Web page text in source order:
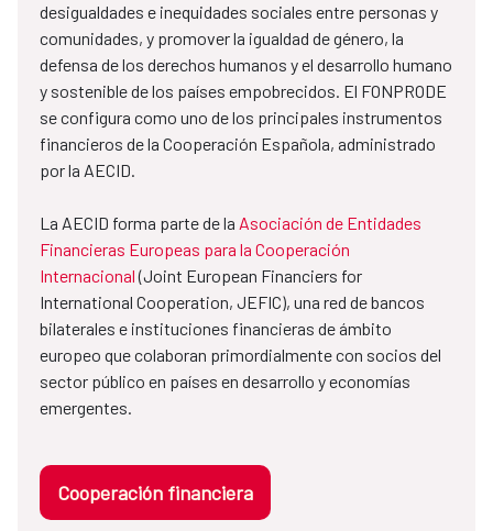
desigualdades e inequidades sociales entre personas y
comunidades, y promover la igualdad de género, la
defensa de los derechos humanos y el desarrollo humano
y sostenible de los países empobrecidos. El FONPRODE
se configura como uno de los principales instrumentos
financieros de la Cooperación Española, administrado
por la AECID.
La AECID forma parte de la Asociación de Entidades
Financieras Europeas para la Cooperación
Internacional(Joint European Financiers for
International Cooperation, JEFIC), una red de bancos
bilaterales e instituciones financieras de ámbito
europeo que colaboran primordialmente con socios del
sector público en países en desarrollo y economías
emergentes.
Cooperación financiera